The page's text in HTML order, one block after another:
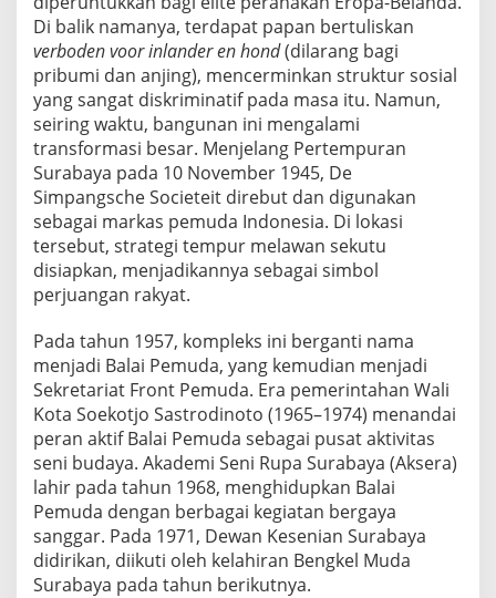
g
a
n
S
e
n
i
B
u
d
a
y
a
S
u
r
b
a
y
a
verboden voor inlander en hond(dilarang bagi
pribumi dan anjing), mencerminkan struktur sosial
yang sangat diskriminatif pada masa itu. Namun,
seiring waktu, bangunan ini mengalami
transformasi besar. Menjelang Pertempuran
Surabaya pada 10 November 1945, De
Simpangsche Societeit direbut dan digunakan
sebagai markas pemuda Indonesia. Di lokasi
tersebut, strategi tempur melawan sekutu
disiapkan, menjadikannya sebagai simbol
perjuangan rakyat.
Pada tahun 1957, kompleks ini berganti nama
menjadi Balai Pemuda, yang kemudian menjadi
Sekretariat Front Pemuda. Era pemerintahan Wali
Kota Soekotjo Sastrodinoto (1965–1974) menandai
peran aktif Balai Pemuda sebagai pusat aktivitas
seni budaya. Akademi Seni Rupa Surabaya (Aksera)
lahir pada tahun 1968, menghidupkan Balai
Pemuda dengan berbagai kegiatan bergaya
sanggar. Pada 1971, Dewan Kesenian Surabaya
didirikan, diikuti oleh kelahiran Bengkel Muda
Surabaya pada tahun berikutnya.